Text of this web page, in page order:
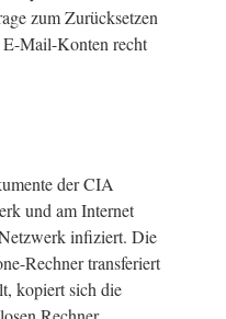
zum Zurücksetzen
E-Mail-Konten recht
der CIA
und am Internet
infiziert. Die
Rechner transferiert
kopiert sich die